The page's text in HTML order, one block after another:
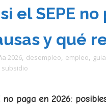
el SEPE no
y qué
2026, desempleo, empleo,
subsidio
paga en 2026: